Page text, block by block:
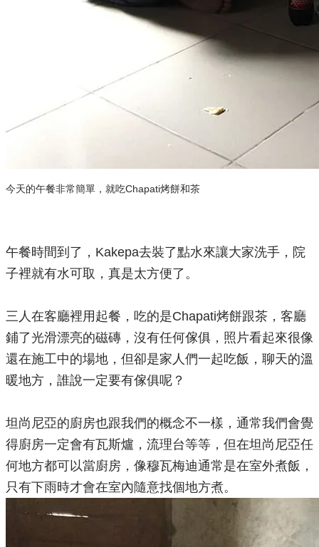
今天的午餐非常簡單，就吃Chapati烤餅和茶
午餐時間到了，Kakepa去裝了點水來讓大家洗手，院
子裡就有水可取，真是太方便了。
三人在客廳裡用起餐 ，吃的是Chapati烤餅跟茶， 客廳
鋪了光滑漂亮的磁磚 ，沒有任何傢俱，照片看起來很像
還在施工中的場地，但卻是家人們一起吃飯，聊天的溫
暖地方，誰說一定要有傢俱呢？
坦尚尼亞的廚房也跟我們的概念不一樣，通常我們會覺
得廚房一定會有瓦斯爐，流理台等等，但在坦尚尼亞任
何地方都可以當廚房，像穆瓦梅迪通常是在室外煮飯，
只有下雨時才會在室內隨意找個地方煮。